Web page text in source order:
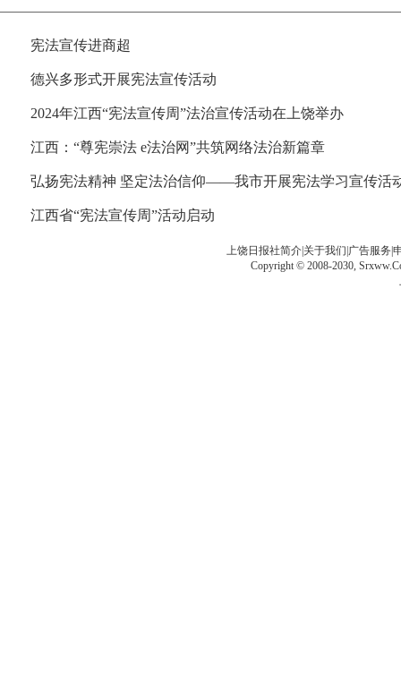
宪法宣传进商超
德兴多形式开展宪法宣传活动
2024年江西“宪法宣传周”法治宣传活动在上饶举办
江西：“尊宪崇法 e法治网”共筑网络法治新篇章
弘扬宪法精神 坚定法治信仰——我市开展宪法学习宣传活
江西省“宪法宣传周”活动启动
上饶日报社简介|关于我们|广告服务|
Copyright © 2008-2030,